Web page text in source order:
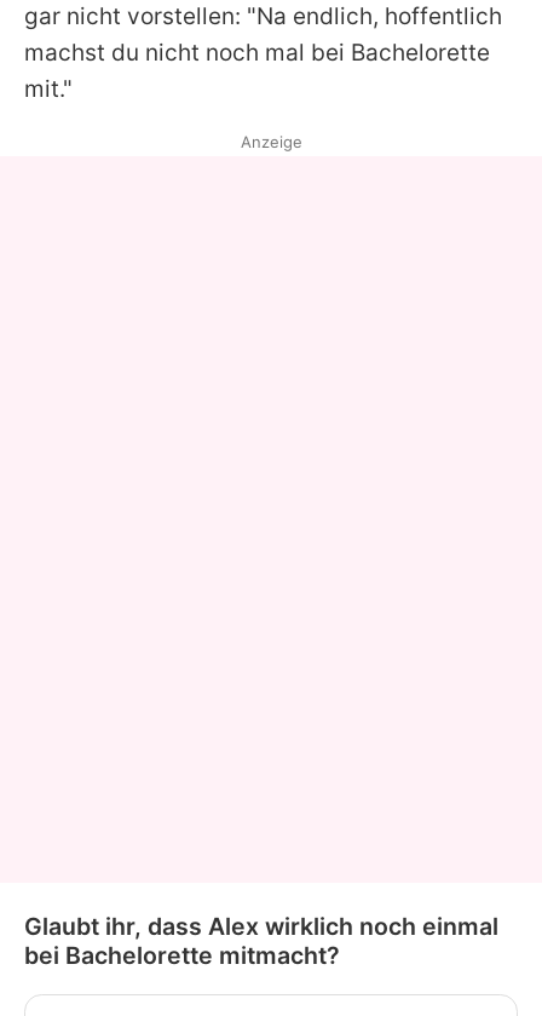
gar nicht vorstellen: "Na endlich, hoffentlich
machst du nicht noch mal bei Bachelorette
mit."
Anzeige
Glaubt ihr, dass Alex wirklich noch einmal
bei Bachelorette mitmacht?